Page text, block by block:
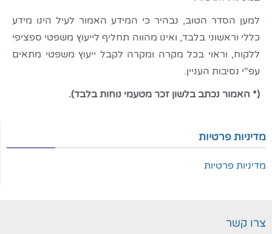
מדיניות פרטיות
מדיניות פרטיות
למען הסדר הטוב, נבהיר כי המידע האמור לעיל הינו מידע
כללי וראשוני בלבד, ואינו מהווה תחליף לייעוץ משפטי ספציפי
ללקוח, וראוי בכל מקרה ומקרה לקבל ייעוץ משפטי מתאים
עפ"י נסיבות העניין.
(* האמור נכתב בלשון זכר מטעמי נוחות בלבד).
צרו קשר